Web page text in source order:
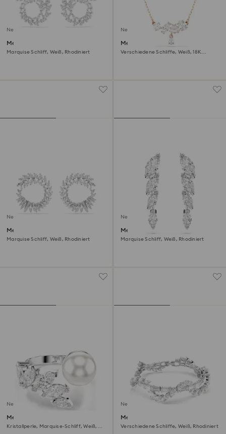
Neu
Mesmera Kreolen
Marquise Schliff, Weiß, Rhodiniert
Neu
Mesmera Halskette
Verschiedene Schliffe, Weiß, 18K
Neu
Mesmera Kreolen
Marquise Schliff, Weiß, Rhodiniert
Neu
Mesmera Ohrringe
Marquise Schliff, Weiß, Rhodiniert
Neu
Mesmera Offener Ring
Kristallperle, Marquise-Schliff, Weiß,
Neu
Mesmera Armband
Verschiedene Schliffe, Weiß, Rhodiniert